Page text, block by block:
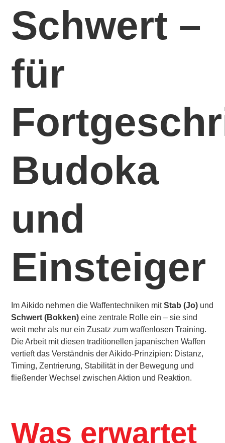
Schwert –
für
Budoka
und
Einsteiger
Im Aikido nehmen die Waffentechniken mitStab (Jo) und
Schwert (Bokken) eine zentrale Rolle ein – sie sind
weit mehr als nur ein Zusatz zum waffenlosen Training.
Die Arbeit mit diesen traditionellen japanischen Waffen
vertieft das Verständnis der Aikido-Prinzipien: Distanz,
Timing, Zentrierung, Stabilität in der Bewegung und
fließender Wechsel zwischen Aktion und Reaktion.
Was erwartet